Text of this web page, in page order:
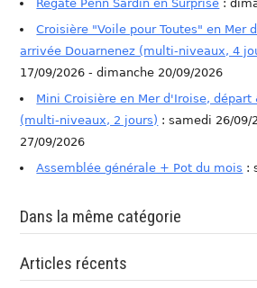
Régate Penn Sardin en Surprise :
Croisière "Voile pour Toutes" en Mer
arrivée Douarnenez (multi-niveaux, 4
17/09/2026 - dimanche 20/09/2026
Mini Croisière en Mer d'Iroise, départ
(multi-niveaux, 2 jours) : samedi 26/09/
27/09/2026
Assemblée générale + Pot du mois :
Dans la même catégorie
Articles récents